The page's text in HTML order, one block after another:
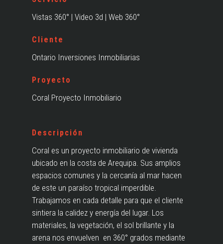
Vistas 360° | Video 3d | Web 360°
Cliente
Ontario Inversiones Inmobiliarias
Proyecto
Coral Proyecto Inmobiliario
Descripción
Coral es un proyecto inmobiliario de vivienda
ubicado en la costa de Arequipa. Sus amplios
espacios comunes y la cercanía al mar hacen
de este un paraíso tropical imperdible.
Trabajamos en cada detalle para que el cliente
sintiera la calidez y energía del lugar. Los
materiales, la vegetación, el sol brillante y la
arena nos envuelven en 360° grados mediante